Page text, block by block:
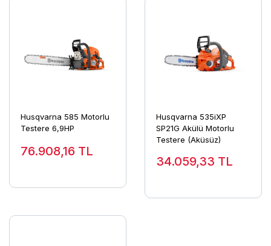
Husqvarna 585 Motorlu
Testere 6,9HP
76.908,16 TL
Husqvarna 535iXP
SP21G Akülü Motorlu
Testere (Aküsüz)
34.059,33 TL